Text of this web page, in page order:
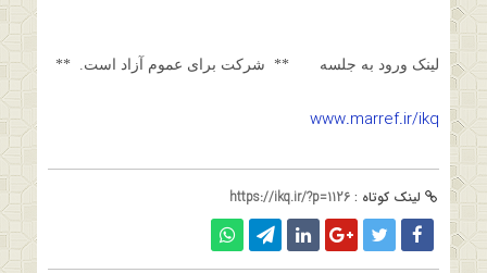
لینک ورود به جلسه ** شرکت برای عموم آزاد است. **
www.marref.ir/ikq
لینک کوتاه : https://ikq.ir/?p=1126